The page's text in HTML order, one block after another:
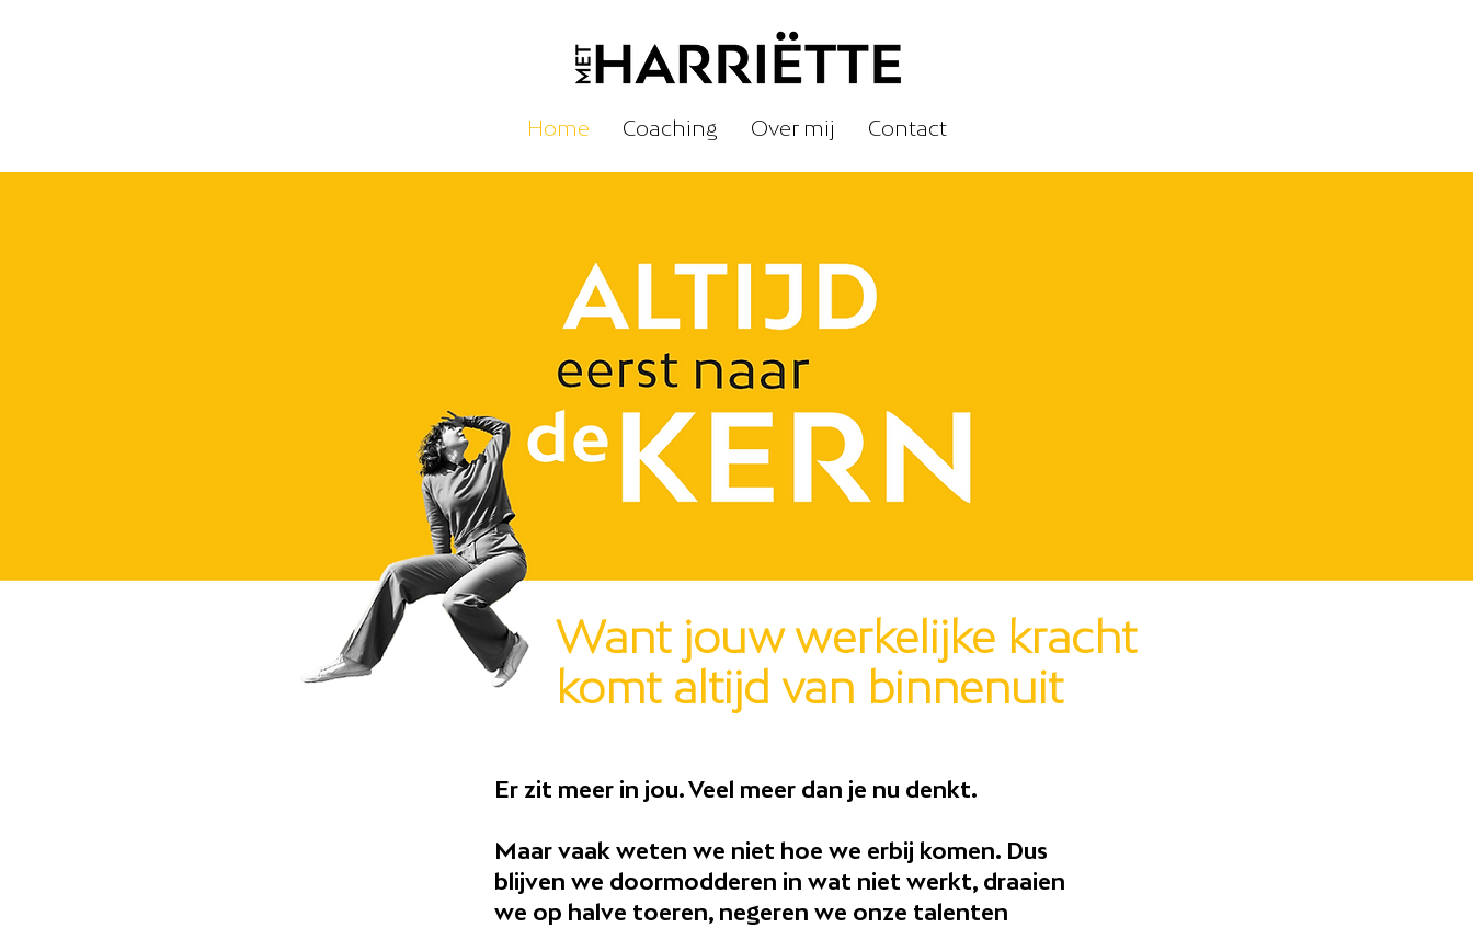
Home Coaching Over mij Contact
Want jouw werkelijke kracht
komt altijd van binnenuit
Er zit meer in jou. Veel meer dan je nu denkt.
Maar vaak weten we niet hoe we erbij komen. Dus
blijven we doormodderen in wat niet werkt, draaien
we op halve toeren, negeren we onze talenten